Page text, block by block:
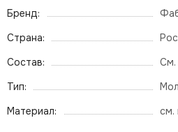
Бренд:
Страна:
Состав:
См.
Тип:
Материал:
см.